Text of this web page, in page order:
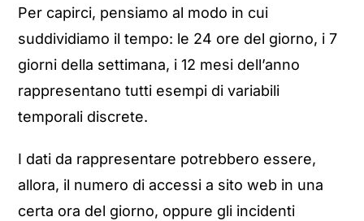
Per capirci, pensiamo al modo in cui
suddividiamo il tempo: le 24 ore del giorno, i 7
giorni della settimana, i 12 mesi dell’anno
rappresentano tutti esempi di variabili
temporali discrete.
I dati da rappresentare potrebbero essere,
allora, il numero di accessi a sito web in una
certa ora del giorno, oppure gli incidenti